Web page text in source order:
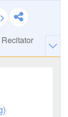
Recitator